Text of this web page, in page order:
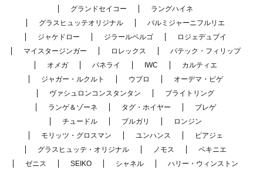
グランドセイコー
ラングハイネ
グラスヒュッテオリジナル
パルミジャーニフルリエ
ジャケドロー
ジラールペルゴ
ロジェデュブイ
マイスタージンガー
ロレックス
パテック・フィリップ
オメガ
パネライ IWC
カルティエ
ジャガー・ルクルト
ウブロ
オーデマ・ピゲ
ヴァシュロンコンスタンタン
ブライトリング
ランゲ＆ゾーネ
タグ・ホイヤー
ブレゲ
チュードル
ブルガリ
ロンジン
モリッツ・グロスマン
ユンハンス
ピアジェ
グラスヒュッテ・オリジナル
ノモス
ペキニエ
ゼニス
SEIKO シャネル
ハリー・ウィンストン